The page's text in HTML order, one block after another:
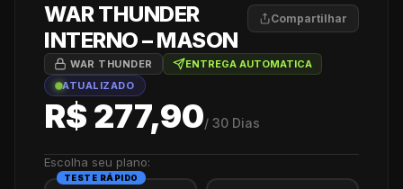
WAR THUNDER
INTERNO – MASON
Compartilhar
WAR THUNDER
ENTREGA AUTOMATICA
ATUALIZADO
R$ 277,90/ 30 Dias
Escolha seu plano:
TESTE RÁPIDO